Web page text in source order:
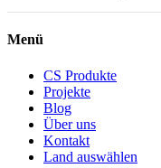
Menü
CS Produkte
Projekte
Blog
Über uns
Kontakt
Land auswählen